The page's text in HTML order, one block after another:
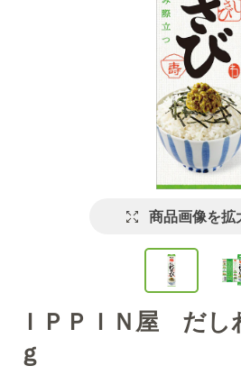
商品画像を拡
ＩＰＰＩＮ屋 だ
ｇ